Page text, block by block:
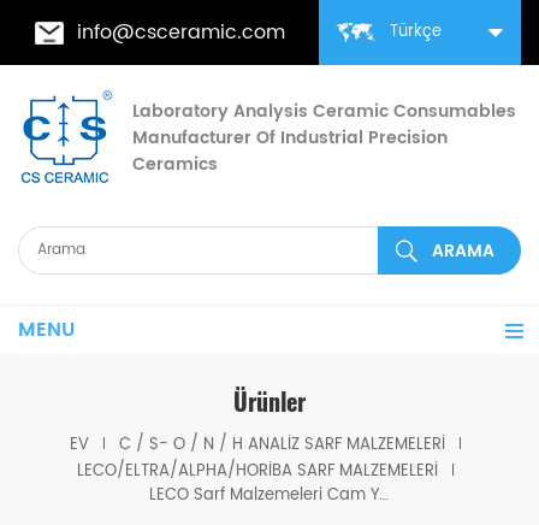
Türkçe
info@csceramic.com
Laboratory Analysis Ceramic Consumables
Manufacturer Of Industrial Precision
Ceramics
MENU
Ürünler
EV
C / S- O / N / H ANALIZ SARF MALZEMELERI
LECO/ELTRA/ALPHA/HORIBA SARF MALZEMELERI
LECO Sarf Malzemeleri Cam Yünü Elyafları 501-081